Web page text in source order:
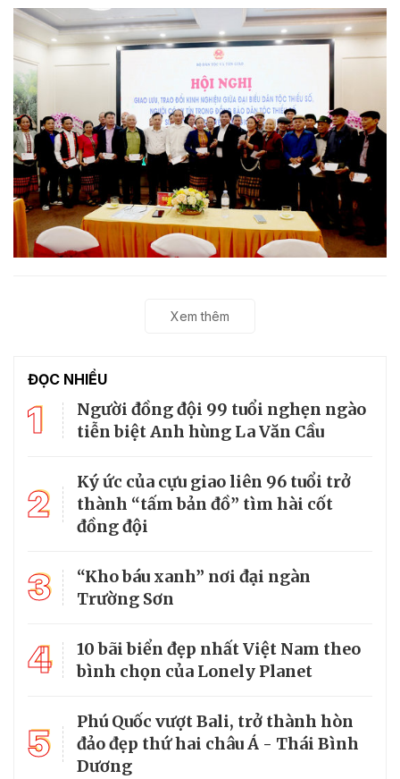
Xem thêm
ĐỌC NHIỀU
1
Người đồng đội 99 tuổi nghẹn ngào
tiễn biệt Anh hùng La Văn Cầu
2
Ký ức của cựu giao liên 96 tuổi trở
thành “tấm bản đồ” tìm hài cốt
đồng đội
3
“Kho báu xanh” nơi đại ngàn
Trường Sơn
4
10 bãi biển đẹp nhất Việt Nam theo
bình chọn của Lonely Planet
5
Phú Quốc vượt Bali, trở thành hòn
đảo đẹp thứ hai châu Á - Thái Bình
Dương